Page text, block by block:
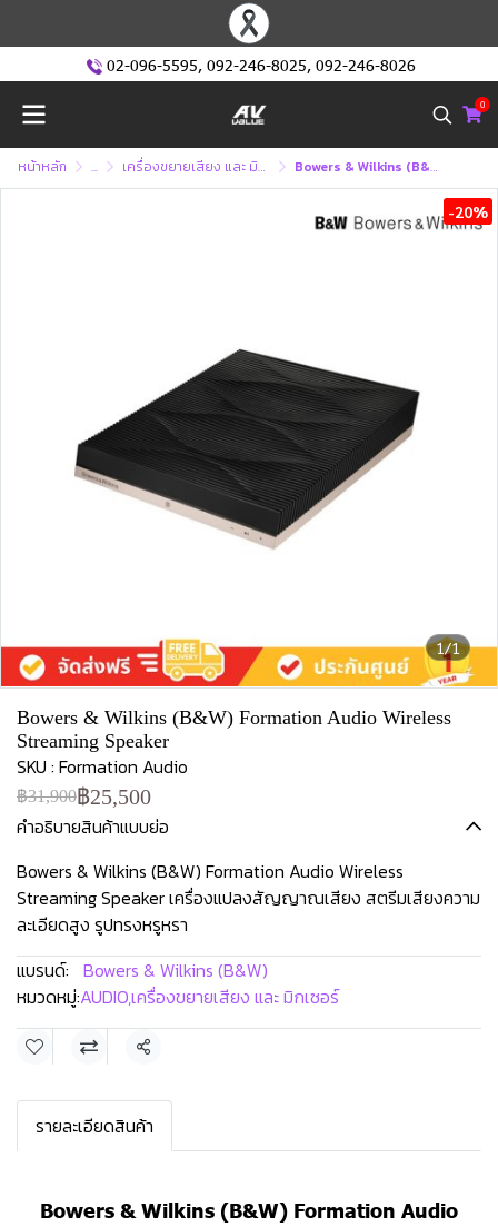
02-096-5595, 092-246-8025, 092-246-8026
0
หน้าหลัก ... เครื่องขยายเสียง และ มิกเซอร์ Bowers & Wilkins (B&W) Formation Audio Wireless Streaming Speaker
1/1
-20%
Bowers & Wilkins (B&W) Formation Audio Wireless
Streaming Speaker
SKU : Formation Audio
฿31,900฿25,500
คำอธิบายสินค้าแบบย่อ
Bowers & Wilkins (B&W) Formation Audio Wireless
Streaming Speaker เครื่องแปลงสัญญาณเสียง สตรีมเสียงความ
ละเอียดสูง รูปทรงหรูหรา
แบรนด์: Bowers & Wilkins (B&W)
หมวดหมู่:AUDIO,เครื่องขยายเสียง และ มิกเซอร์
แชร์
รายละเอียดสินค้า
Bowers & Wilkins (B&W) Formation Audio